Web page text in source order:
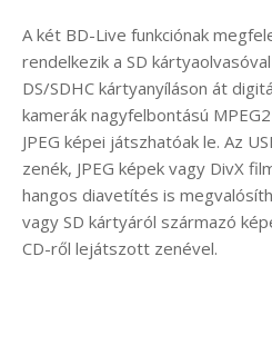
A két BD-Live funkciónak
rendelkezik a SD
DS/SDHC kártyanyíláson át
kamerák nagyfelbontású
JPEG képei játszhatóak le. Az
zenék, JPEG képek vagy DivX
hangos diavetítés is
vagy SD kártyáról származó
CD-ről lejátszott zenével.